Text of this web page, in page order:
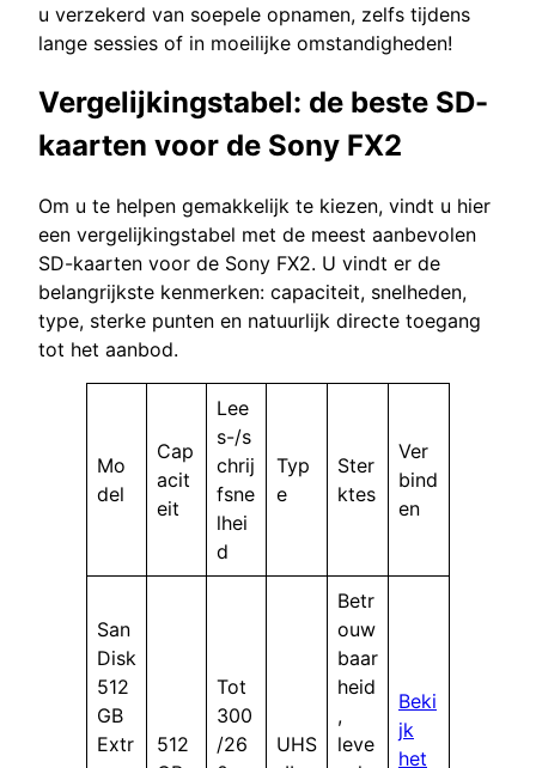
u verzekerd van soepele opnamen, zelfs tijdens
lange sessies of in moeilijke omstandigheden!
Vergelijkingstabel: de beste SD-
kaarten voor de Sony FX2
Om u te helpen gemakkelijk te kiezen, vindt u hier
een vergelijkingstabel met de meest aanbevolen
SD-kaarten voor de Sony FX2. U vindt er de
belangrijkste kenmerken: capaciteit, snelheden,
type, sterke punten en natuurlijk directe toegang
tot het aanbod.
Mo
del
Cap
acit
eit
Lee
s-/s
chrij
fsne
lhei
d
Typ
e
Ster
ktes
Ver
bind
en
San
Disk
512
GB
Extr
512
Tot
300
/26
UHS
Betr
ouw
baar
heid
,
leve
Beki
jk
het